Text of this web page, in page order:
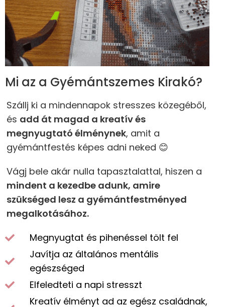
Mi az a Gyémántszemes Kirakó?
Szállj ki a mindennapok stresszes közegéből,
és add át magad a kreatív és
megnyugtató élménynek, amit a
gyémántfestés képes adni neked 😊
Vágj bele akár nulla tapasztalattal, hiszen a
mindent a kezedbe adunk, amire
szükséged lesz a gyémántfestményed
megalkotásához.
Megnyugtat és pihenéssel tölt fel
Javítja az általános mentális
egészséged
Elfeledteti a napi stresszt
Kreatív élményt ad az egész családnak,